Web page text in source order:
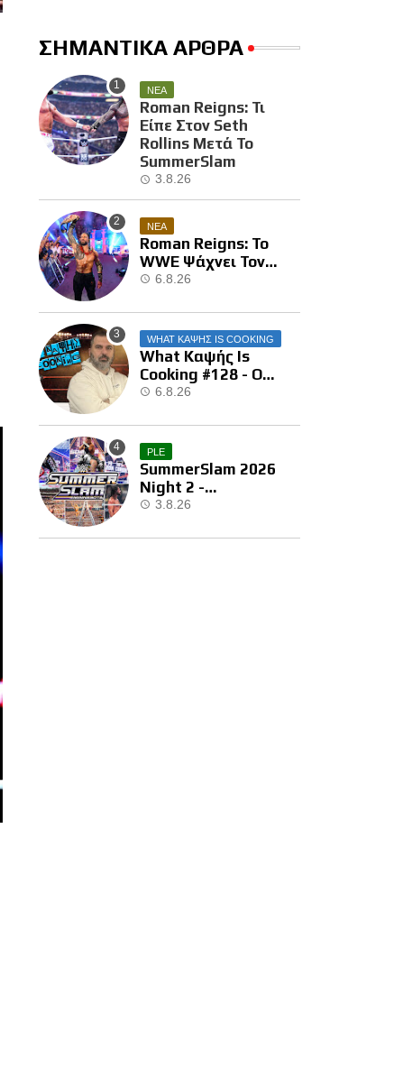
ΣΗΜΑΝΤΙΚΑ ΑΡΘΡΑ
ΝΕΑ
Roman Reigns: Τι
Είπε Στον Seth
Rollins Μετά Το
SummerSlam
3.8.26
ΝΕΑ
Roman Reigns: Το
WWE Ψάχνει Τον
Επόμενο Διεκδικητή
6.8.26
WHAT ΚΑΨΗΣ IS COOKING
What Καψής Is
Cooking #128 - Ο
Brock Μας Την
6.8.26
PLE
SummerSlam 2026
Night 2 -
Αποτελέσματα
3.8.26